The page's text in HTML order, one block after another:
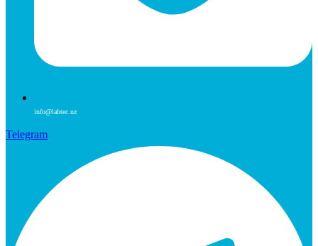
info@labtec.uz
Telegram